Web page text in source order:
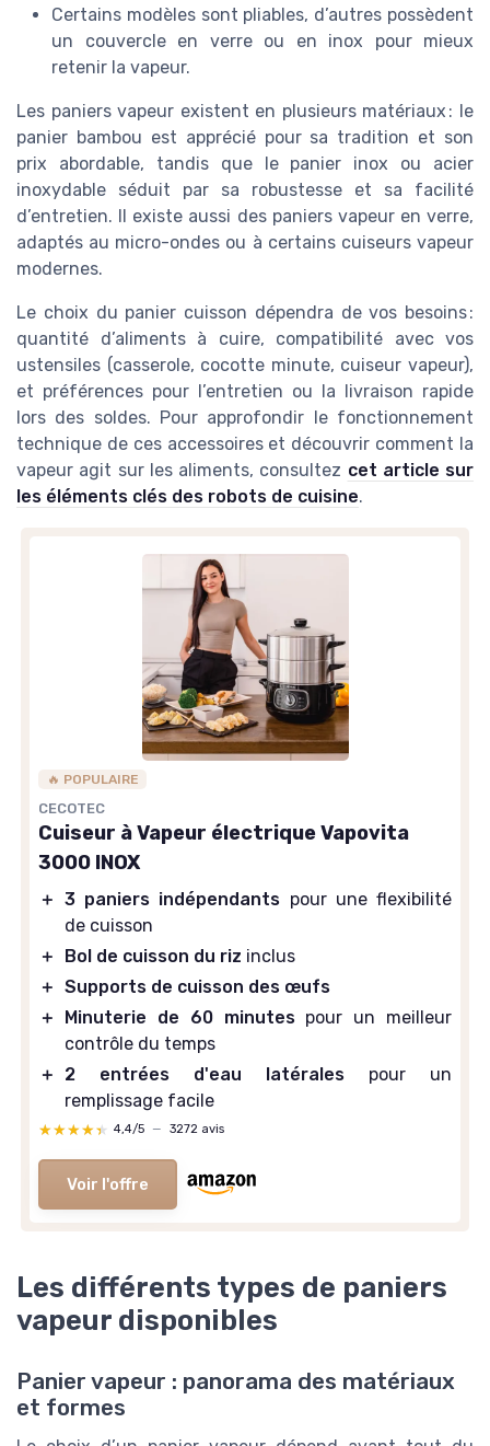
Certains modèles sont pliables, d’autres possèdent
un couvercle en verre ou en inox pour mieux
retenir la vapeur.
Les paniers vapeur existent en plusieurs matériaux : le
panier bambou est apprécié pour sa tradition et son
prix abordable, tandis que le panier inox ou acier
inoxydable séduit par sa robustesse et sa facilité
d’entretien. Il existe aussi des paniers vapeur en verre,
adaptés au micro-ondes ou à certains cuiseurs vapeur
modernes.
Le choix du panier cuisson dépendra de vos besoins :
quantité d’aliments à cuire, compatibilité avec vos
ustensiles (casserole, cocotte minute, cuiseur vapeur),
et préférences pour l’entretien ou la livraison rapide
lors des soldes. Pour approfondir le fonctionnement
technique de ces accessoires et découvrir comment la
vapeur agit sur les aliments, consultez cet article sur
les éléments clés des robots de cuisine.
🔥 POPULAIRE
CECOTEC
Cuiseur à Vapeur électrique Vapovita
3000 INOX
＋ 3 paniers indépendants pour une flexibilité
de cuisson
＋
Bol de cuisson du riz inclus
＋ Supports de cuisson des œufs
＋
Minuterie de 60 minutespour un meilleur
contrôle du temps
＋
2 entrées d'eau latérales pour un
remplissage facile
★★★★★
★★★★★ 4,4/5 — 3272 avis
Voir l'offre
Les différents types de paniers
vapeur disponibles
Panier vapeur : panorama des matériaux
et formes